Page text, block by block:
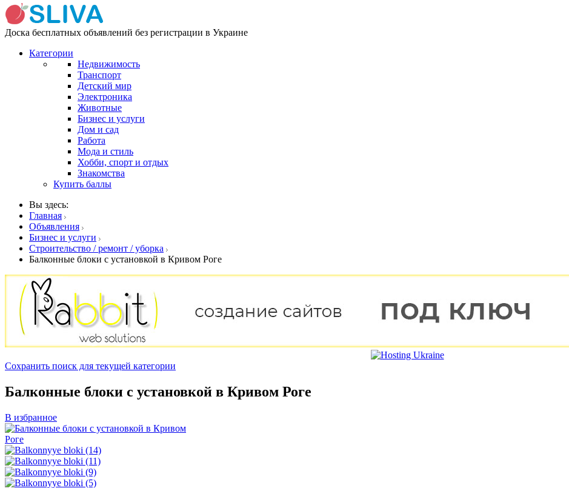
Доска бесплатных объявлений без регистрации в Украине
Категории
Недвижимость
Транспорт
Детский мир
Электроника
Животные
Бизнес и услуги
Дом и сад
Работа
Мода и стиль
Хобби, спорт и отдых
Знакомства
Купить баллы
Вы здесь:
Главная
Объявления
Бизнес и услуги
Строительство / ремонт / уборка
Балконные блоки с установкой в Кривом Роге
Сохранить поиск для текущей категории
Балконные блоки с установкой в Кривом Роге
В избранное